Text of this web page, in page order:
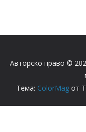
Авторско право ©
Тема: ColorMag от